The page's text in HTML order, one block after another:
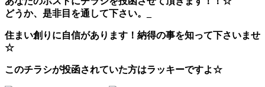
どうか、是非目を通して下さい。_
住まい創りに自信があります！納得の事を知って下さいませ
☆
このチラシが投函されていた方はラッキーですよ☆